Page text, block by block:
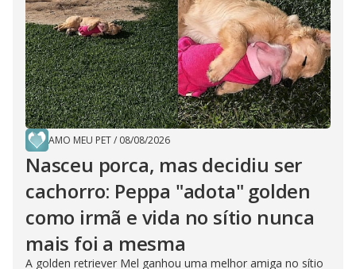
AMO MEU PET/ 08/08/2026
Nasceu porca, mas decidiu ser
cachorro: Peppa "adota" golden
como irmã e vida no sítio nunca
mais foi a mesma
A golden retriever Mel ganhou uma melhor amiga no sítio